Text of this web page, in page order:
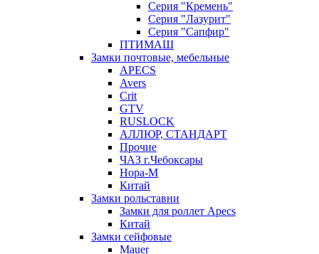
Серия "Кремень"
Серия "Лазурит"
Серия "Сапфир"
ПТИМАШ
Замки почтовые, мебельные
APECS
Avers
Crit
GTV
RUSLOCK
АЛЛЮР, СТАНДАРТ
Прочие
ЧАЗ г.Чебоксары
Нора-М
Китай
Замки рольставни
Замки для роллет Apecs
Китай
Замки сейфовые
Mauer